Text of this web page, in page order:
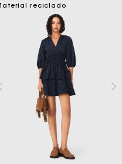
reciclado